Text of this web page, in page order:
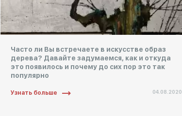
Часто ли Вы встречаете в искусстве образ
дерева? Давайте задумаемся, как и откуда
это появилось и почему до сих пор это так
популярно
Узнать больше 04.08.2020